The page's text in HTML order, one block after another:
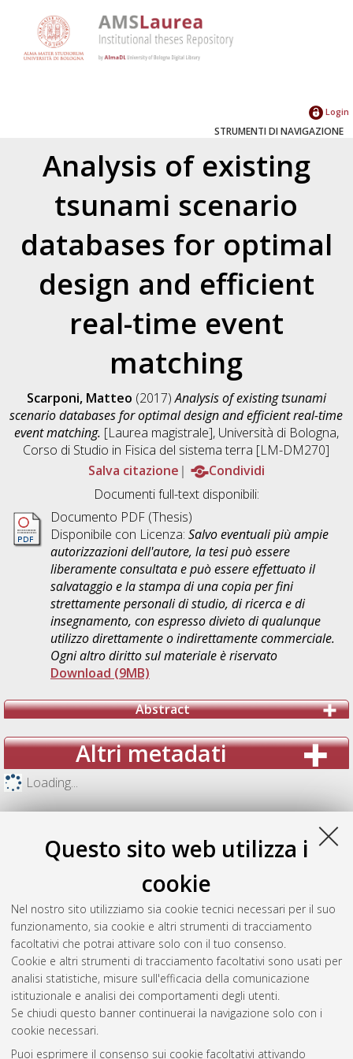
Questo sito web utilizza i
cookie
Nel nostro sito utilizziamo sia cookie tecnici necessari per il suo
funzionamento, sia cookie e altri strumenti di tracciamento
facoltativi che potrai attivare solo con il tuo consenso.
Cookie e altri strumenti di tracciamento facoltativi sono usati per
analisi statistiche, misure sull'efficacia della comunicazione
istituzionale e analisi dei comportamenti degli utenti.
Se chiudi questo banner continuerai la navigazione solo con i
cookie necessari.
Puoi esprimere il consenso sui cookie facoltativi attivando
Login
STRUMENTI DI NAVIGAZIONE
Analysis of existing
tsunami scenario
databases for optimal
design and efficient
real-time event
matching
Scarponi, Matteo (2017)Analysis of existing tsunami
scenario databases for optimal design and efficient real-time
event matching. [Laurea magistrale], Università di Bologna,
Corso di Studio in Fisica del sistema terra [LM-DM270]
Salva citazione
Condividi
Documenti full-text disponibili:
Documento PDF (Thesis)
Disponibile con Licenza: Salvo eventuali più ampie
autorizzazioni dell'autore, la tesi può essere
liberamente consultata e può essere effettuato il
salvataggio e la stampa di una copia per fini
strettamente personali di studio, di ricerca e di
insegnamento, con espresso divieto di qualunque
utilizzo direttamente o indirettamente commerciale.
Ogni altro diritto sul materiale è riservato
Download (9MB)
Abstract
Altri metadati
Loading...
Gestione del documento:
Atom